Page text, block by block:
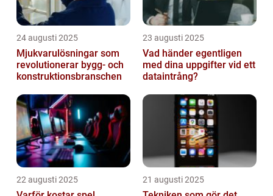
24 augusti 2025
Mjukvarulösningar som
revolutionerar bygg- och
konstruktionsbranschen
23 augusti 2025
Vad händer egentligen
med dina uppgifter vid ett
dataintrång?
22 augusti 2025 21 augusti 2025